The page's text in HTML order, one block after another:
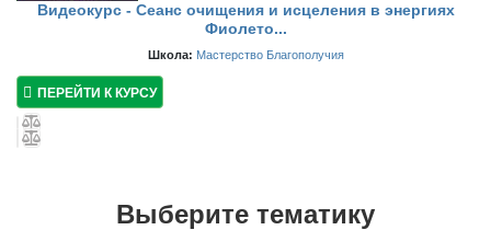
Видеокурс - Сеанс очищения и исцеления в энергиях
Фиолето...
Школа: Мастерство Благополучия
ПЕРЕЙТИ К КУРСУ
Выберите тематику